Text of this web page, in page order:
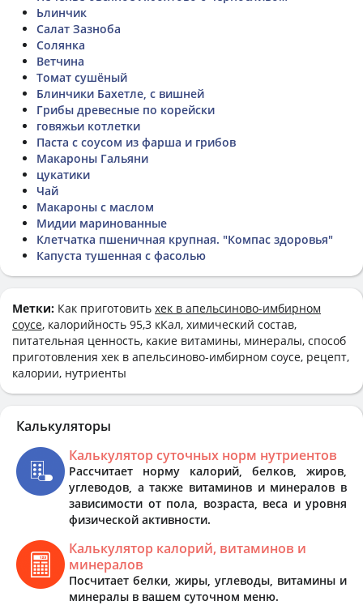
Ьлинчик
Салат Зазноба
Солянка
Ветчина
Томат сушёный
Блинчики Бахетле, с вишней
Грибы древесные по корейски
говяжьи котлетки
Паста с соусом из фарша и грибов
Макароны Гальяни
цукатики
Чай
Макароны с маслом
Мидии маринованные
Клетчатка пшеничная крупная. "Компас здоровья"
Капуста тушенная с фасолью
Метки: Как приготовить хек в апельсиново-имбирном
соусе, калорийность 95,3 кКал, химический состав,
питательная ценность, какие витамины, минералы, способ
приготовления хек в апельсиново-имбирном соусе, рецепт,
калории, нутриенты
Калькуляторы
Калькулятор суточных норм нутриентов
Рассчитает норму калорий, белков, жиров,
углеводов, а также витаминов и минералов в
зависимости от пола, возраста, веса и уровня
физической активности.
Калькулятор калорий, витаминов и
минералов
Посчитает белки, жиры, углеводы, витамины и
минералы в вашем суточном меню.